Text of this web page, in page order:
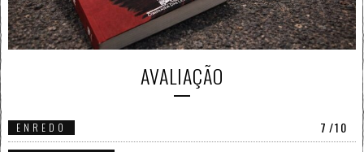
AVALIAÇÃO
ENREDO 7 /10